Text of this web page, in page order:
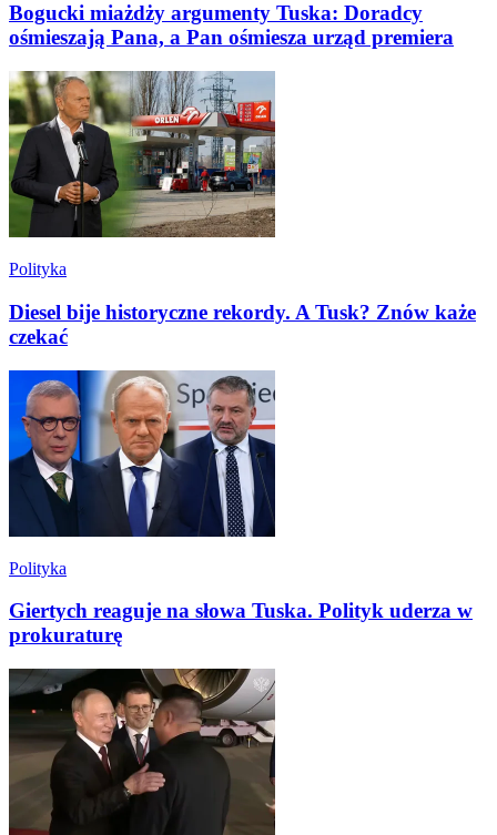
Bogucki miażdży argumenty Tuska: Doradcy
ośmieszają Pana, a Pan ośmiesza urząd premiera
Polityka
Diesel bije historyczne rekordy. A Tusk? Znów każe
czekać
Polityka
Giertych reaguje na słowa Tuska. Polityk uderza w
prokuraturę